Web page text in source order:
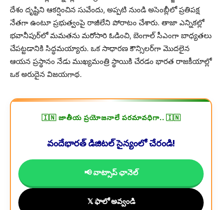
దేశం దృష్టిని ఆకర్షించిన సువేందు, అప్పటి నుండి అసెంబ్లీలో ప్రతిపక్ష
నేతగా ఉంటూ ప్రభుత్వంపై రాజీలేని పోరాటం చేశారు. తాజా ఎన్నికల్లో
భవానీపుర్‌లో మమతను మరోసారి ఓడించి, బెంగాల్ సీఎంగా బాధ్యతలు
చేపట్టడానికి సిద్ధమయ్యారు. ఒక సాధారణ కౌన్సిలర్‌గా మొదలైన
ఆయన ప్రస్థానం నేడు ముఖ్యమంత్రి స్థాయికి చేరడం భారత రాజకీయాల్లో
ఒక అరుదైన విజయగాథ.
🇮🇳 జాతీయ ప్రయోజనాలే పరమావధిగా.. 🇮🇳
వందేభారత్ డిజిటల్ సైన్యంలో చేరండి!
📢 వాట్సాప్ ఛానెల్
𝕏 ఫాలో అవ్వండి